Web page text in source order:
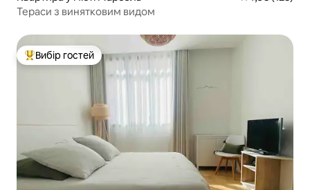
Тераси з винятковим видом
Топ вибір гостей
Вибір гостей